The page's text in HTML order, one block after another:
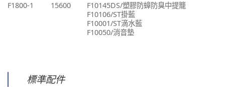
F1800-1
15600
F10145DS/塑膠防蟑防臭中提籠
F10106/ST掛藍
F10001/ST滴水藍
F10050/消音墊
標準配件